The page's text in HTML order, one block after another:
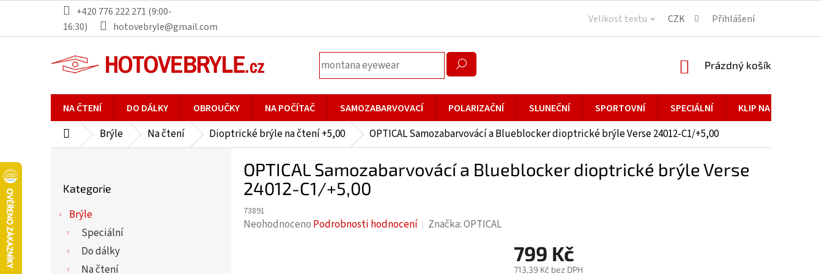
obsah
+420 776 222 271 (9:00-
16:30)
hotovebryle@gmail.com
Velikost textu CZK Přihlášení
NÁKUPNÍ
Prázdný košík
NA ČTENÍ DO DÁLKY OBROUČKY NA POČÍTAČ SAMOZABARVOVACÍ POLARIZAČNÍ SLUNEČNÍ SPORTOVNÍ SPECIÁLNÍ KLIP NA BRÝLE
DomůBrýle Na čtení Dioptrické brýle na čtení +5,00 OPTICAL Samozabarvovácí a Blueblocker dioptrické brýle Verse 24012-C1/+5,00
kategorie
Kategorie
Brýle
Speciální
Do dálky
Na čtení
OPTICAL Samozabarvovácí a Blueblocker dioptrické brýle Verse
24012-C1/+5,00
73891
Průměrné
Neohodnoceno Podrobnosti hodnocení Značka:OPTICAL
799 Kč
713,39 Kč bez DPH